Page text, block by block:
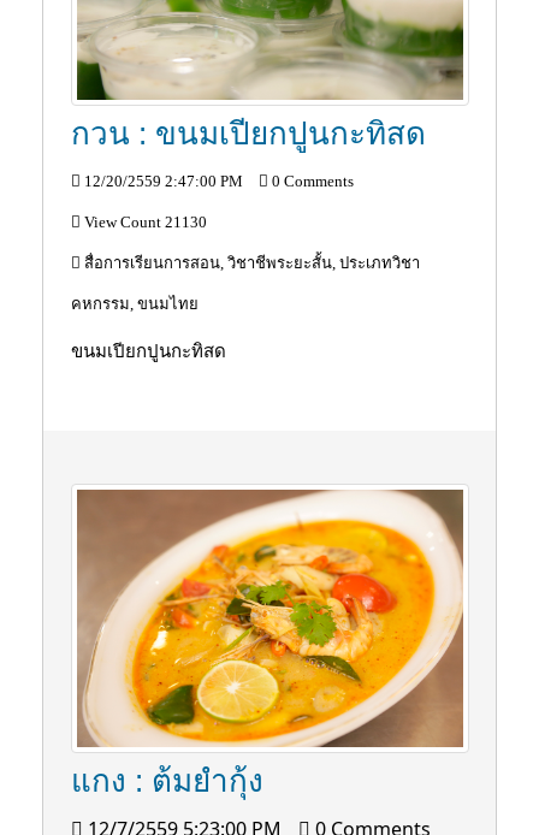
กวน : ขนมเปียกปูนกะทิสด
12/20/2559 2:47:00 PM 0 Comments
View Count 21130
สื่อการเรียนการสอน, วิชาชีพระยะสั้น, ประเภทวิชา
คหกรรม, ขนมไทย
ขนมเปียกปูนกะทิสด
แกง : ต้มยำกุ้ง
12/7/2559 5:23:00 PM
0 Comments